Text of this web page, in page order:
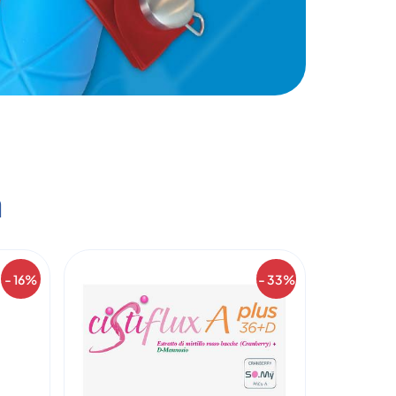
- 16% - 33%